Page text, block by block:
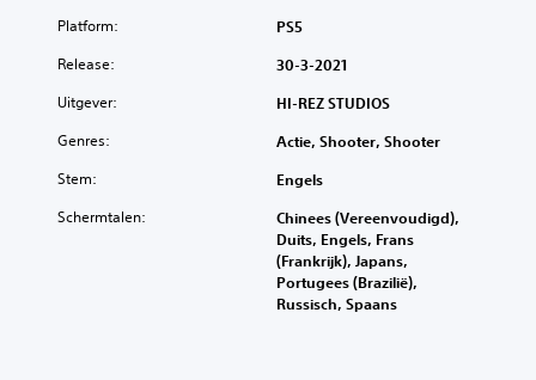
Platform: PS5
Release: 30-3-2021
Uitgever: HI-REZ STUDIOS
Genres: Actie, Shooter, Shooter
Stem: Engels
Schermtalen:
Chinees (Vereenvoudigd),
Duits, Engels, Frans
(Frankrijk), Japans,
Portugees (Brazilië),
Russisch, Spaans